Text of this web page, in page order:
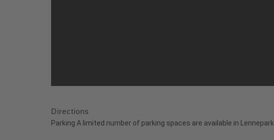
Directions
Parking A limited number of parking spaces are available in Lennepark.